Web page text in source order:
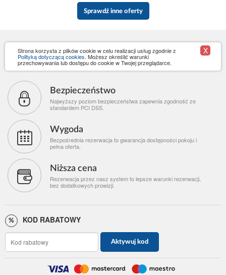
Sprawdź inne oferty
Strona korzysta z plików cookie w celu realizacji usług zgodnie z
Polityką dotyczącą cookies. Możesz określić warunki
przechowywania lub dostępu do cookie w Twojej przeglądarce.
X
Bezpieczeństwo
Najwyższy poziom bezpieczeństwa zapewnia zgodność ze
standardem PCI DSS.
Wygoda
Bezpośrednia rezerwacja to gwarancja dostępności pokoju i
pełna oferta.
Niższa cena
Rezerwacja przez nasz system to lepsze warunki rezerwacji,
bez dodatkowych prowizji.
KOD RABATOWY
Aktywuj kod